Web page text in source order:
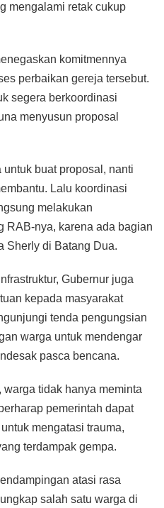
mengalami retak cukup
komitmennya
perbaikan gereja tersebut.
segera berkoordinasi
menyusun proposal
buat proposal, nanti
Lalu koordinasi
melakukan
RAB-nya, karena ada bagian
Sherly di Batang Dua.
Gubernur juga
kepada masyarakat
tenda pengungsian
warga untuk mendengar
pasca bencana.
tidak hanya meminta
pemerintah dapat
mengatasi trauma,
terdampak gempa.
atasi rasa
salah satu warga di